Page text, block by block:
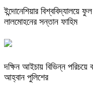
ইন্দোনেশিয়ার বিশ্ববিদ্যালয়ে
লালমোহনের সন্তান ফাহিম
দক্ষিন আইচায় ‎বিভিন্ন পরিচয়ে
আহ্বান পুলিশের